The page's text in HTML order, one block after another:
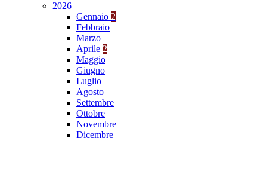
2026
Gennaio 2
Febbraio
Marzo
Aprile 2
Maggio
Giugno
Luglio
Agosto
Settembre
Ottobre
Novembre
Dicembre